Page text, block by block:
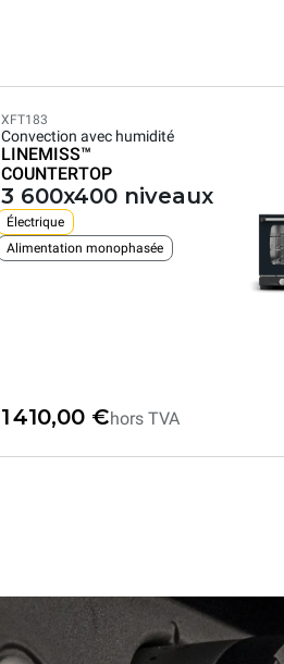
XFT183
Convection avec humidité
LINEMISS™
COUNTERTOP
3 600x400 niveaux
Électrique
Alimentation monophasée
1 410,00 €hors TVA
3 460x330
Électrique
Alimentation monophasée